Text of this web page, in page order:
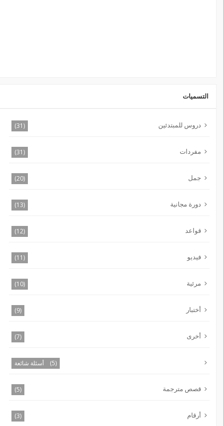
التسميات
دروس للمبتدئين (31)
مفردات (31)
جمل (20)
دورة مجانية (13)
قواعد (12)
فيديو (11)
مرئية (10)
أختبار (9)
أخرى (7)
أسئلة شائعة (5)
قصص مترجمة (5)
أرقام (3)